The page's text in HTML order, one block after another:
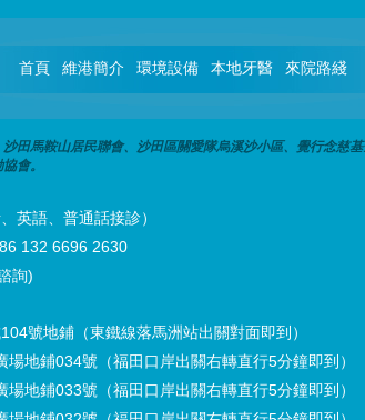
首頁 維港簡介 環境設備 本地牙醫 來院路綫
田馬鞍山居民聯會、沙田區關愛隊烏溪沙小區、覺行念慈
會。
英語、普通話接診）
132 6696 2630
詢)
號地鋪（東鐵線落馬洲站出關對面即到）
地鋪034號（福田口岸出關右轉直行5分鐘即到）
地鋪033號（福田口岸出關右轉直行5分鐘即到）